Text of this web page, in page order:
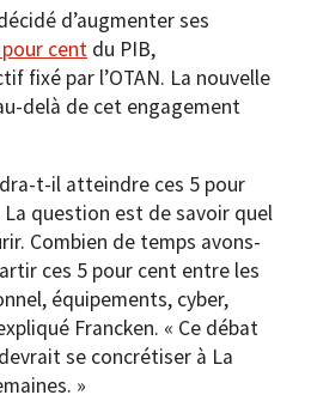
d’augmenter ses
pour cent du PIB,
fixé par l’OTAN. La nouvelle
delà de cet engagement
t-il atteindre ces 5 pour
La question est de savoir quel
Combien de temps avons-
ces 5 pour cent entre les
équipements, cyber,
Francken. « Ce débat
se concrétiser à La
»